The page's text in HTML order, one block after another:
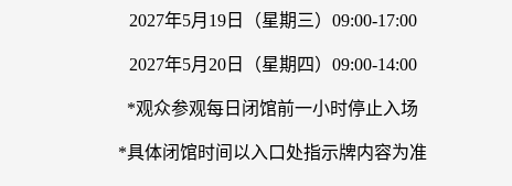
2027年5月19日（星期三）09:00-17:00
2027年5月20日（星期四）09:00-14:00
*观众参观每日闭馆前一小时停止入场
*具体闭馆时间以入口处指示牌内容为准